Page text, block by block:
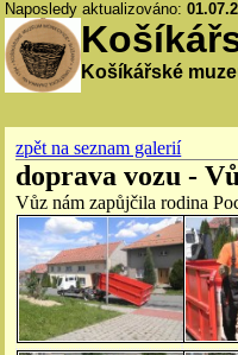
Naposledy aktualizováno:
Košíkářské
zpět na seznam galerií
doprava vozu -
Vůz nám zapůjčila rodina